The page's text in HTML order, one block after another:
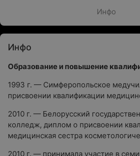
Инфо
Инфо
Образование и повышение
1993 г. — Симферопольское
присвоении квалификации
2010 г. — Белорусский
колледж, диплом о присвоении
медицинская сестра
2010 г. — принимала участие в